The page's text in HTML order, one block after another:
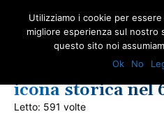
Lenzi, maestro di
icona storica nel
Letto: 591 volte
Utilizziamo i cookie per
migliore esperienza sul nostro
questo sito noi
Ok
No